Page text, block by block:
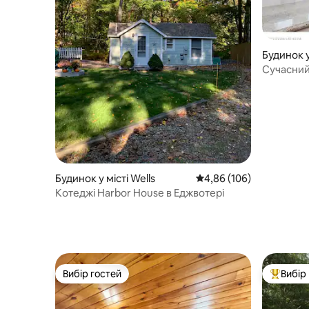
Будинок у місті Wells Середня оцінка: 4,86 з
4,86 (106)
Котеджі Harbor House в Еджвотері
Будинок
Вибір гостей
Вибір гостей Топ